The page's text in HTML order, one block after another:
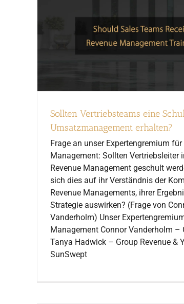
Sollten Vertriebsteams eine
Umsatzmanagement erhalten?
Frage an unser Expertengremium für
Management: Sollten Vertriebsleiter
Revenue Management geschult
sich dies auf ihr Verständnis der
Revenue Managements, ihrer
Strategie auswirken? (Frage von
Vanderholm) Unser
Management Connor Vanderholm –
Tanya Hadwick – Group Revenue &
SunSwept